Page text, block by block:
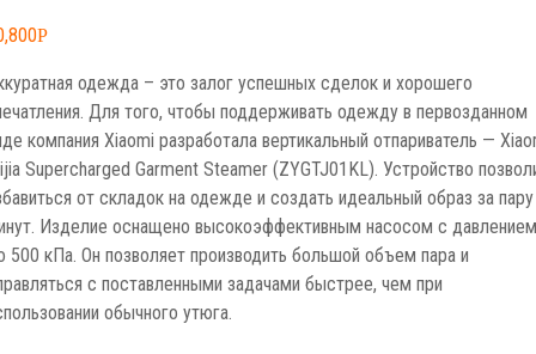
Р
одежда – это залог успешных сделок и хорошего
Для того, чтобы поддерживать одежду в первозданном
компания Xiaomi разработала вертикальный отпариватель —
Supercharged Garment Steamer (ZYGTJ01KL). Устройство
от складок на одежде и создать идеальный образ за пару
Изделие оснащено высокоэффективным насосом с давлением
500 кПа. Он позволяет производить большой объем пара и
с поставленными задачами быстрее, чем при
обычного утюга.